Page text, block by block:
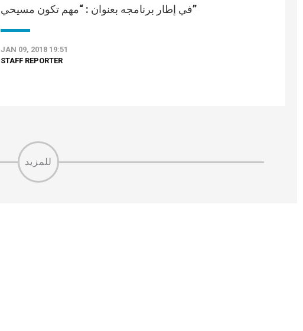
في إطار برنامجه بعنوان : “مهم تكون مسيحي”
JAN 09, 2018 19:51
STAFF REPORTER
للمزيد